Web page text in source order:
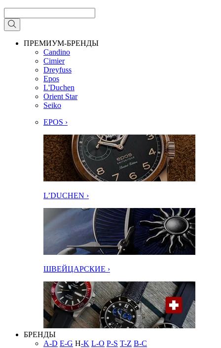
ПРЕМИУМ-БРЕНДЫ
Candino
Cimier
Dreyfuss
Epos
L'Duchen
Orient Star
Seiko
EPOS ›
L’DUCHEN ›
ШВЕЙЦАРСКИЕ ›
БРЕНДЫ
A-D E-G H-K L-O P-S T-Z В-С